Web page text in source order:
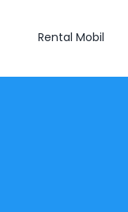
Rental Mobil